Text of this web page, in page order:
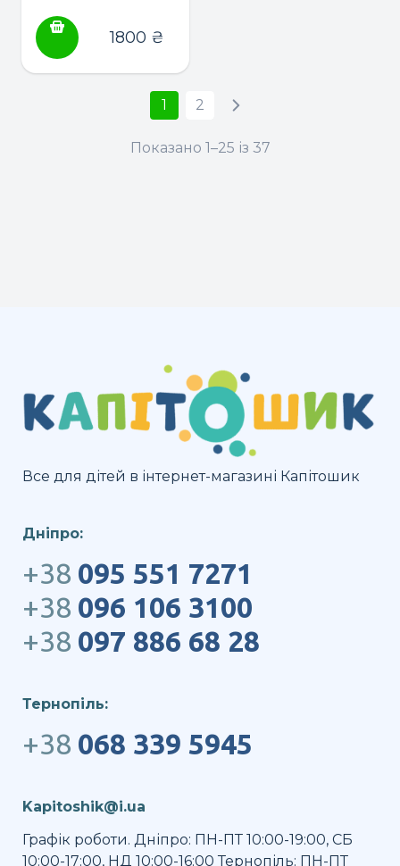
1800 ₴
1 2
Показано 1–25 із 37
Все для дітей в інтернет-магазині Капітошик
Дніпро:
+38 095 551 7271
+38 096 106 3100
+38 097 886 68 28
Тернопіль:
+38 068 339 5945
Kapitoshik@i.ua
Графік роботи. Дніпро: ПН-ПТ 10:00-19:00, СБ
10:00-17:00, НД 10:00-16:00 Тернопіль: ПН-ПТ